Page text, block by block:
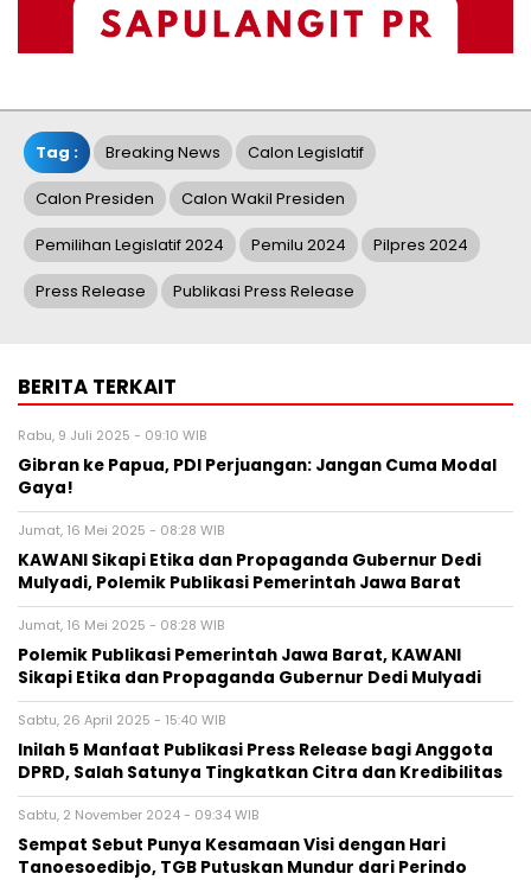
Tag : Breaking News Calon Legislatif
Calon Presiden Calon Wakil Presiden
Pemilihan Legislatif 2024 Pemilu 2024 Pilpres 2024
Press Release Publikasi Press Release
BERITA TERKAIT
Rabu, 9 Juli 2025 - 09:10 WIB
Gibran ke Papua, PDI Perjuangan: Jangan Cuma Modal
Gaya!
Jumat, 16 Mei 2025 - 08:28 WIB
KAWANI Sikapi Etika dan Propaganda Gubernur Dedi
Mulyadi, Polemik Publikasi Pemerintah Jawa Barat
Jumat, 16 Mei 2025 - 08:28 WIB
Polemik Publikasi Pemerintah Jawa Barat, KAWANI
Sikapi Etika dan Propaganda Gubernur Dedi Mulyadi
Sabtu, 26 April 2025 - 15:40 WIB
Inilah 5 Manfaat Publikasi Press Release bagi Anggota
DPRD, Salah Satunya Tingkatkan Citra dan Kredibilitas
Sabtu, 2 November 2024 - 09:34 WIB
Sempat Sebut Punya Kesamaan Visi dengan Hari
Tanoesoedibjo, TGB Putuskan Mundur dari Perindo